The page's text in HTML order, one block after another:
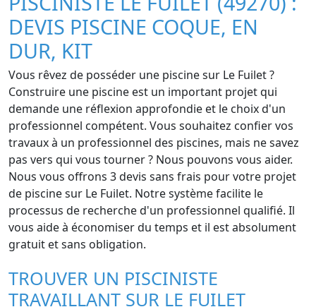
DEVIS PISCINE COQUE, EN
DUR, KIT
Vous rêvez de posséder une piscine sur Le Fuilet ?
Construire une piscine est un important projet qui
demande une réflexion approfondie et le choix d'un
professionnel compétent. Vous souhaitez confier vos
travaux à un professionnel des piscines, mais ne savez
pas vers qui vous tourner ? Nous pouvons vous aider.
Nous vous offrons 3 devis sans frais pour votre projet
de piscine sur Le Fuilet. Notre système facilite le
processus de recherche d'un professionnel qualifié. Il
vous aide à économiser du temps et il est absolument
gratuit et sans obligation.
TROUVER UN PISCINISTE
TRAVAILLANT SUR LE FUILET